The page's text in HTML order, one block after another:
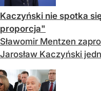
Kaczyński nie spotka
proporcja"
Sławomir Mentzen
Jarosław Kaczyński